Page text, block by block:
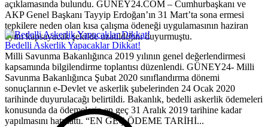
açıklamasında bulundu. GÜNEY24.COM – Cumhurbaşkanı ve
AKP Genel Başkanı Tayyip Erdoğan’ın 31 Mart’ta sona ermesi
tepkilere neden olan kısa çalışma ödeneği uygulamasının haziran
ayını kapsayacak şekilde uzatıldığını duyurmuştu.
Bedelli Askerlik Yapacaklar Dikkat!
Milli Savunma Bakanlığınca 2019 yılının genel değerlendirmesi
kapsamında bilgilendirme toplantısı düzenlendi. GÜNEY24- Milli
Savunma Bakanlığınca Şubat 2020 sınıflandırma dönemi
sonuçlarının e-Devlet ve askerlik şubelerinden 24 Ocak 2020
tarihinde duyurulacağı belirtildi. Bakanlık, bedelli askerlik ödemeleri
konusunda da ödemelerin en geç 31 Aralık 2019 tarihine kadar
yapılmasını hatırlattı. “EN GEÇ ÖDEME TARİHİ...